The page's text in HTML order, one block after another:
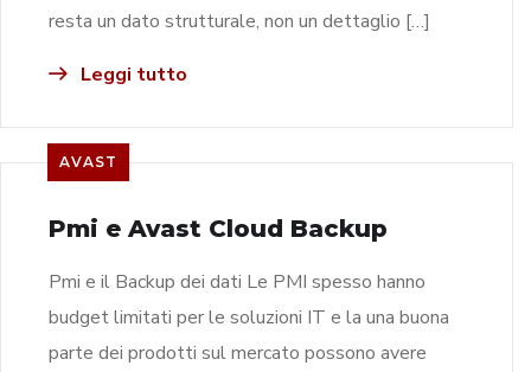
resta un dato strutturale, non un dettaglio […]
Leggi tutto
AVAST
Pmi e Avast Cloud Backup
Pmi e il Backup dei dati Le PMI spesso hanno
budget limitati per le soluzioni IT e la una buona
parte dei prodotti sul mercato possono avere